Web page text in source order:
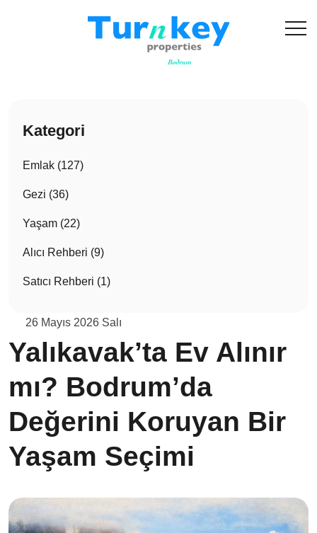
Kategori
Emlak (127)
Gezi (36)
Yaşam (22)
Alıcı Rehberi (9)
Satıcı Rehberi (1)
26 Mayıs 2026 Salı
Yalıkavak’ta Ev Alınır
mı? Bodrum’da
Değerini Koruyan Bir
Yaşam Seçimi